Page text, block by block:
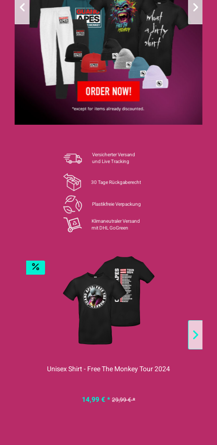
Versicherter Versand
und Live Tracking
30 Tage Rückgaberecht
Plastikfreie Verpackung
Klimaneutraler Versand
mit DHL GoGreen
Unisex Shirt - Free The Monkey Tour 2024
14,99 € * 29,99 € *